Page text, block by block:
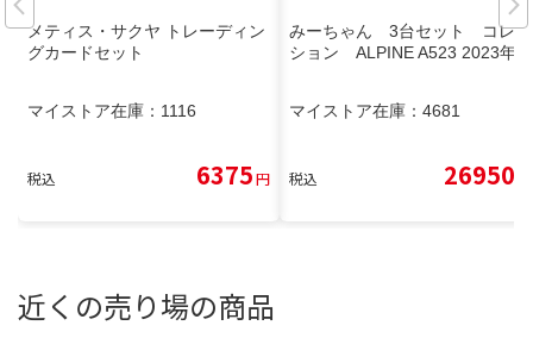
メティス・サクヤ トレーディン
グカードセット
マイストア在庫： 1116
税込 6375円
みーちゃん 3台セット コレク
ション ALPINE A523 2023年
マイストア在庫： 4681
税込 26950
近くの売り場の商品